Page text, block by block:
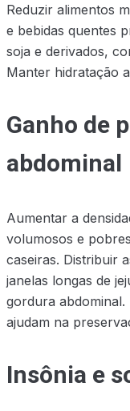
Reduzir alimentos
e bebidas quentes
soja e derivados,
Manter hidratação
Ganho de
abdominal
Aumentar a
volumosos e
caseiras. Distribuir
janelas longas de
gordura
ajudam na
Insônia e